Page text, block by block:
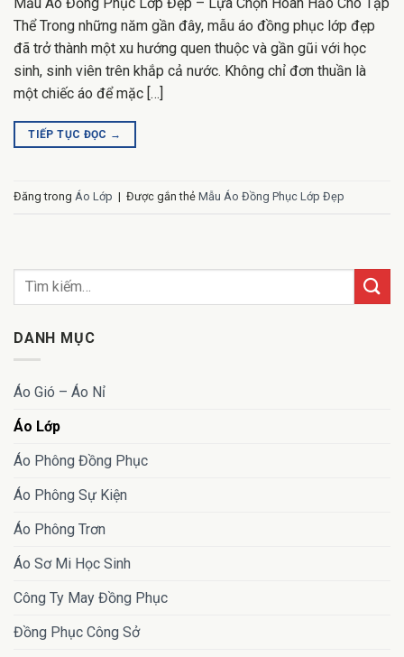
Mẫu Áo Đồng Phục Lớp Đẹp – Lựa Chọn Hoàn Hảo Cho Tập
Thể Trong những năm gần đây, mẫu áo đồng phục lớp đẹp
đã trở thành một xu hướng quen thuộc và gần gũi với học
sinh, sinh viên trên khắp cả nước. Không chỉ đơn thuần là
một chiếc áo để mặc […]
TIẾP TỤC ĐỌC →
Đăng trong Áo Lớp | Được gắn thẻ Mẫu Áo Đồng Phục Lớp Đẹp
DANH MỤC
Áo Gió – Áo Nỉ
Áo Lớp
Áo Phông Đồng Phục
Áo Phông Sự Kiện
Áo Phông Trơn
Áo Sơ Mi Học Sinh
Công Ty May Đồng Phục
Đồng Phục Công Sở